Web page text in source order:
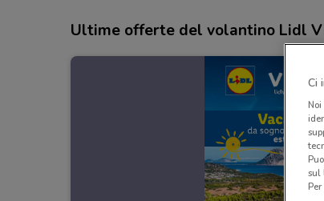
Ultime offerte del volantino Lidl
Ci
Noi
sul